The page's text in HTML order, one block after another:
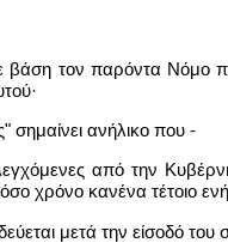
βάση τον παρόντα Νόμο
σημαίνει ανήλικο που -
από την
όσο χρόνο κανένα τέτοιο
μετά την είσοδό